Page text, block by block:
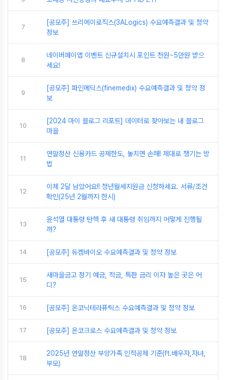
7
[공모주] 쓰리에이로직스(3ALogics) 수요예측결과 및 청약
정보
8
네이버페이앱 이벤트 신규설치시 포인트 천원~5만원 받으
세요!
9
[공모주] 파인메딕스(finemedix) 수요예측결과 및 청약 정
보
10
[2024 마이 블로그 리포트] 데이터로 찾아보는 내 블로그
마을
11
연말정산 신용카드 공제한도, 놓치면 손해! 제대로 챙기는 방
법
12
이제 2달 남았어요!! 청년월세지원금 신청하세요. 서류/조건
확인(25년 2월까지 한시)
13
윤석열 대통령 탄핵 후 새 대통령 취임까지 어떻게 진행될
까?
14 [공모주] 듀켐바이오 수요예측결과 및 청약 정보
15
새마을금고 정기 예금, 적금, 특판 금리 이자 높은 곳은 어
디?
16 [공모주] 온코닉테라퓨틱스 수요예측결과 및 청약 정보
17 [공모주] 온코크로스 수요예측결과 및 청약 정보
18
2025년 연말정산 부양가족 인적공제 기준(ft.배우자,자녀,
부모)